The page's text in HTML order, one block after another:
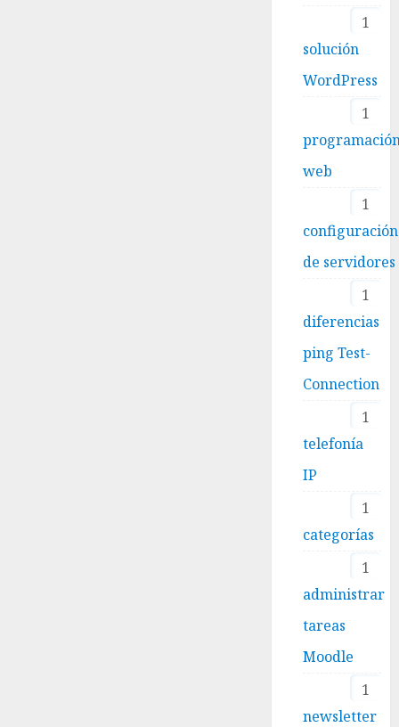
1
solución
WordPress
1
web
1
configuración
de servidores
1
diferencias
ping Test-
Connection
1
telefonía
IP
1
categorías
1
administrar
tareas
Moodle
1
newsletter